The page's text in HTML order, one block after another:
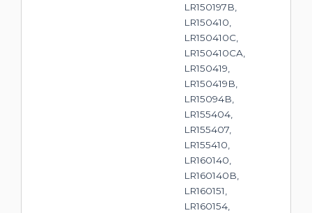
LR150197B,
LR150410,
LR150410C,
LR150410CA,
LR150419,
LR150419B,
LR15094B,
LR155404,
LR155407,
LR155410,
LR160140,
LR160140B,
LR160151,
LR160154,